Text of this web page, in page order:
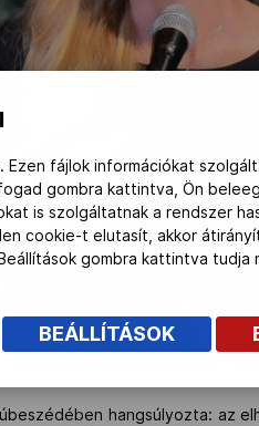
hangsúlyozta: az
fájlok információkat
gombra kattintva, Ön
is szolgáltatnak a rendszer
cookie-t elutasít, akkor
gombra kattintva
BEÁLLÍTÁSOK